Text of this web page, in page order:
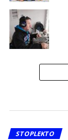
STOPLEKTO